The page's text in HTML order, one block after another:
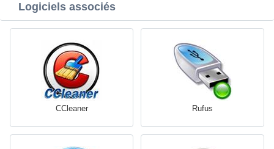
Logiciels associés
CCleaner Rufus